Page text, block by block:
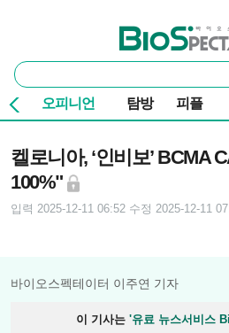
바이오스펙테이터
통
합
검
색
오피니언 탐방 피플
켈로니아, ‘인비보’ BCMA
100%"
입력 2025-12-11 06:52 수정 2025-12-11
바이오스펙테이터 이주연 기자
이 기사는 '유료 뉴스서비스